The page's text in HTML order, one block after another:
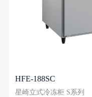
HFE-188SC
星崎立式冷冻柜 S系列